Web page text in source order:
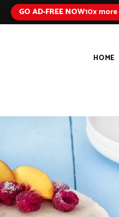
GO AD-FREE NOW10x
HOME